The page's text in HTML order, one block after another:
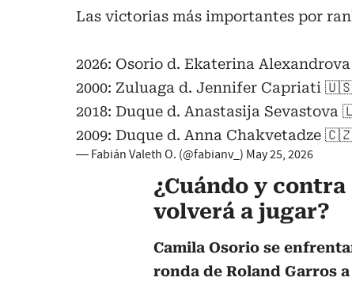
Las victorias más importantes por
2026: Osorio d. Ekaterina
2000: Zuluaga d. Jennifer Capriati
2018: Duque d. Anastasija Sevastova
2009: Duque d. Anna Chakvetadze
— Fabián Valeth O. (@fabianv_) May 25, 2026
¿Cuándo y
volverá a jugar?
Camila Osorio se
ronda de Roland Garros